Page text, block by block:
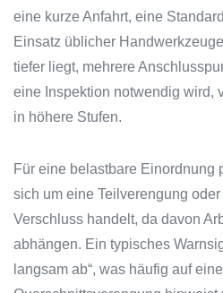
eine kurze Anfahrt, eine
Einsatz üblicher
tiefer liegt, mehrere
eine Inspektion notwendig wird,
in höhere Stufen.
Für eine belastbare Einordnung
sich um eine Teilverengung
Verschluss handelt, da davon
abhängen. Ein typisches
langsam ab“, was häufig auf